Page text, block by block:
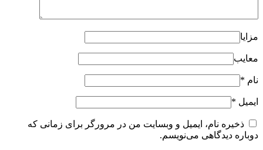
مزایا
معایب
نام *
ایمیل *
ذخیره نام، ایمیل و وبسایت من در مرورگر برای زمانی که
دوباره دیدگاهی می‌نویسم.